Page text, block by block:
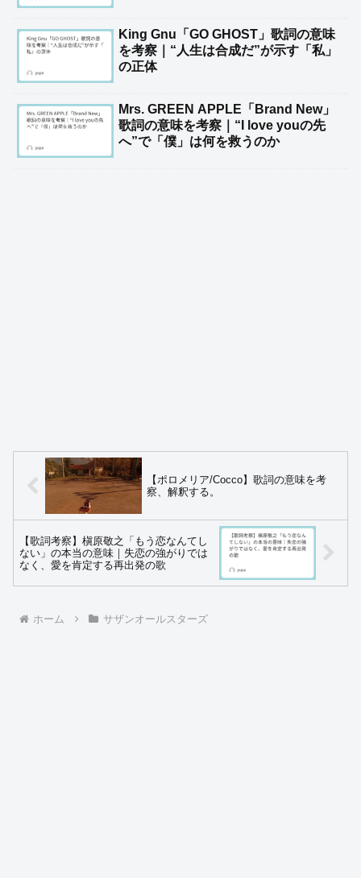
King Gnu「GO GHOST」歌詞の意味
を考察｜“人生は合成だ”が示す「私」
の正体
Mrs. GREEN APPLE「Brand New」
歌詞の意味を考察｜“I love youの先
へ”で「僕」は何を救うのか
【ポロメリア/Cocco】歌詞の意味を考
察、解釈する。
【歌詞考察】槇原敬之「もう恋なんてし
ない」の本当の意味｜失恋の強がりでは
なく、愛を肯定する再出発の歌
ホーム サザンオールスターズ